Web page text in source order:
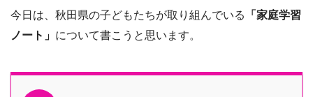
今日は、秋田県の子どもたちが取り組んでいる
「家庭学習
ノート」 について書こうと思います。